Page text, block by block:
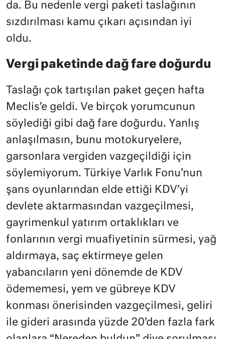
da. Bu nedenle vergi paketi taslağının
sızdırılması kamu çıkarı açısından iyi
oldu.
Vergi paketinde dağ fare doğurdu
Taslağı çok tartışılan paket geçen hafta
Meclis’e geldi. Ve birçok yorumcunun
söylediği gibi dağ fare doğurdu. Yanlış
anlaşılmasın, bunu motokuryelere,
garsonlara vergiden vazgeçildiği için
söylemiyorum. Türkiye Varlık Fonu’nun
şans oyunlarından elde ettiği KDV’yi
devlete aktarmasından vazgeçilmesi,
gayrimenkul yatırım ortaklıkları ve
fonlarının vergi muafiyetinin sürmesi, yağ
aldırmaya, saç ektirmeye gelen
yabancıların yeni dönemde de KDV
ödememesi, yem ve gübreye KDV
konması önerisinden vazgeçilmesi, geliri
ile gideri arasında yüzde 20’den fazla fark